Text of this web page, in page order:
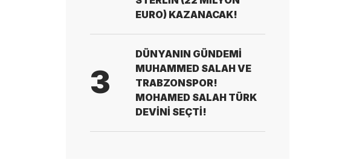
EURO) KAZANACAK!
3
DÜNYANIN GÜNDEMİ
MUHAMMED SALAH VE
TRABZONSPOR!
MOHAMED SALAH TÜRK
DEVİNİ SEÇTİ!